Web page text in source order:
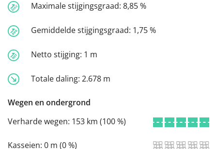
Maximale stijgingsgraad: 8,85 %
Gemiddelde stijgingsgraad: 1,75 %
Netto stijging: 1 m
Totale daling: 2.678 m
Wegen en ondergrond
Verharde wegen: 153 km (100 %)
Kasseien: 0 m (0 %)